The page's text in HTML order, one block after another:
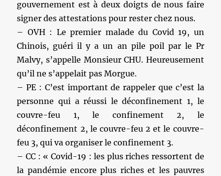
gouvernement est à deux doigts de nous faire
signer des attestations pour rester chez nous.
– OVH : Le premier malade du Covid 19, un
Chinois, guéri il y a un an pile poil par le Pr
Malvy, s’appelle Monsieur CHU. Heureusement
qu’il ne s’appelait pas Morgue.
– PE : C’est important de rappeler que c’est la
personne qui a réussi le déconfinement 1, le
couvre-feu 1, le confinement 2, le
déconfinement 2, le couvre-feu 2 et le couvre-
feu 3, qui va organiser le confinement 3.
– CC : « Covid-19 : les plus riches ressortent de
la pandémie encore plus riches et les pauvres